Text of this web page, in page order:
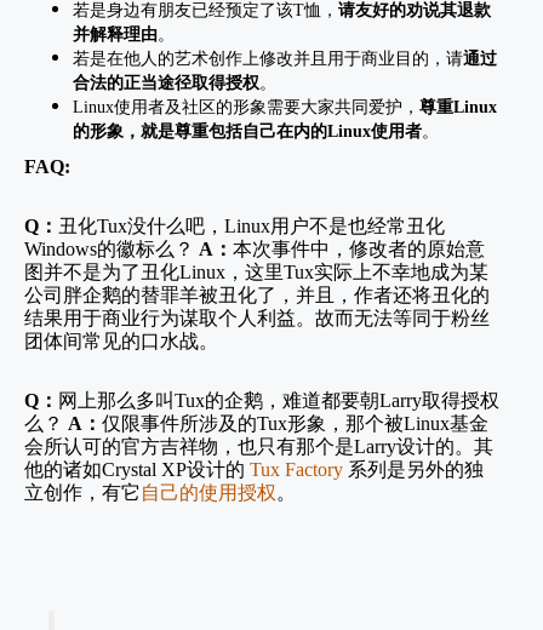
若是身边有朋友已经预定了该T恤， 请友好的劝说其退款
并解释理由。
若是在他人的艺术创作上修改并且用于商业目的，请通过
合法的正当途径取得授权。
Linux使用者及社区的形象需要大家共同爱护， 尊重Linux
的形象，就是尊重包括自己在内的Linux使用者。
FAQ:
Q ： 丑化Tux没什么吧， Linux用户不是也经常丑化
Windows的徽标么？ A ： 本次事件中，修改者的原始意
图并不是为了丑化Linux ，这里Tux实际上不幸地成为某
公司胖企鹅的替罪羊被丑化了，并且，作者还将丑化的
结果用于商业行为谋取个人利益。故而无法等同于粉丝
团体间常见的口水战。
Q ： 网上那么多叫Tux的企鹅，难道都要朝Larry取得授权
么？ A ： 仅限事件所涉及的Tux形象，那个被Linux基金
会所认可的官方吉祥物，也只有那个是Larry设计的。其
他的诸如Crystal XP设计的 Tux Factory 系列是另外的独
立创作，有它 自己的使用授权。